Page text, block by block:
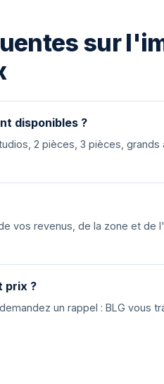
sur
disponibles ?
2 pièces, 3 pièces,
vos revenus, de la zone et de
prix ?
un rappel : BLG vous